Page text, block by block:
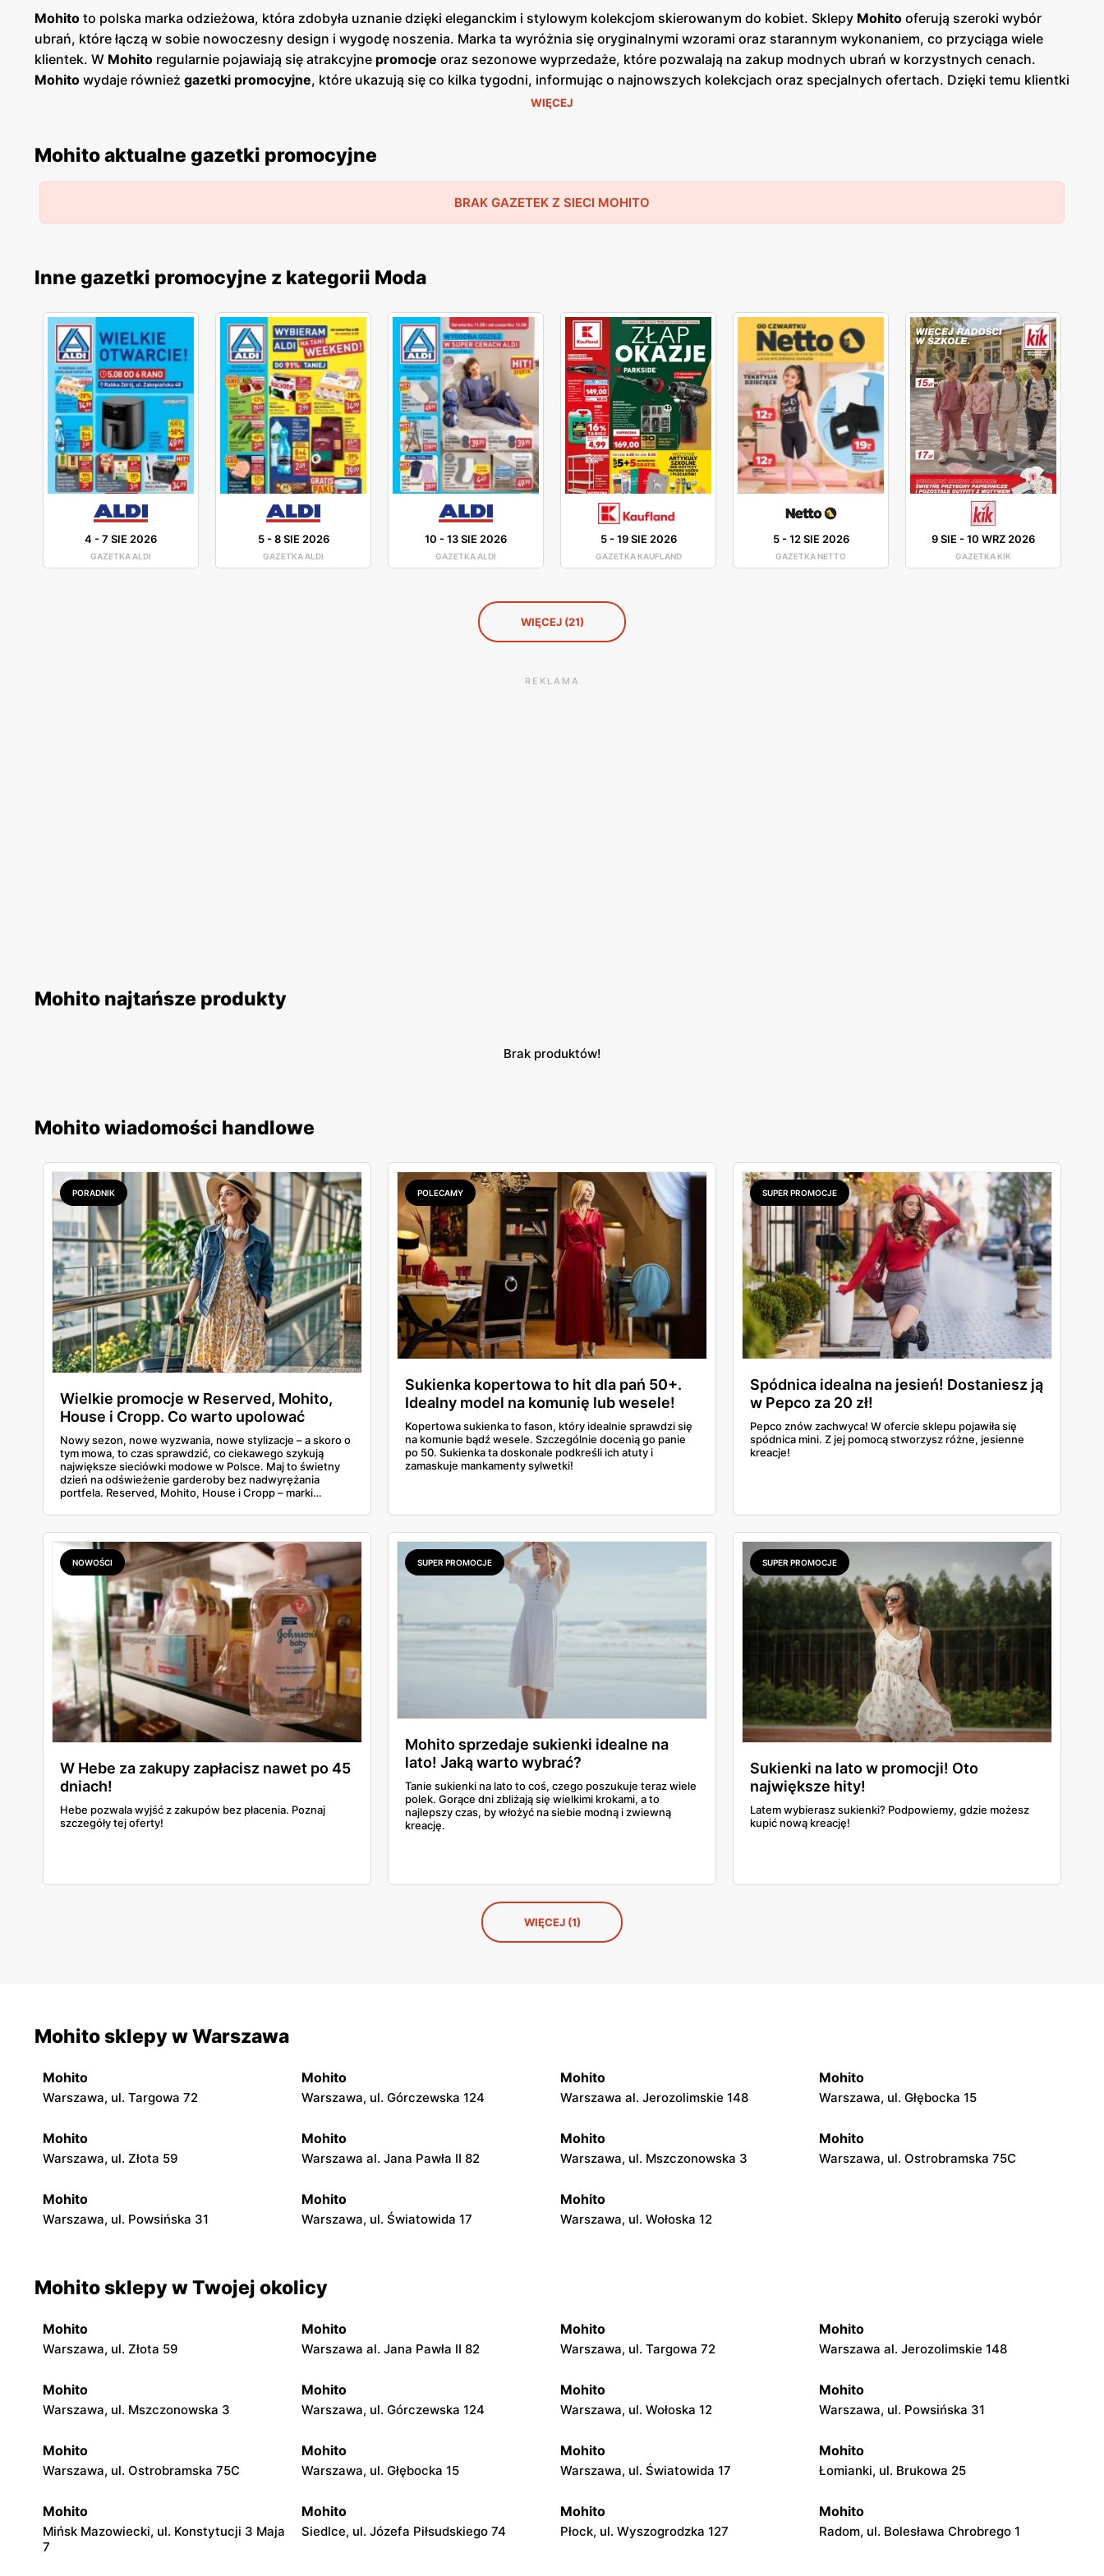
Mohito to polska marka odzieżowa, która zdobyła uznanie dzięki eleganckim i stylowym kolekcjom skierowanym do kobiet. Sklepy Mohito oferują szeroki wybór
ubrań, które łączą w sobie nowoczesny design i wygodę noszenia. Marka ta wyróżnia się oryginalnymi wzorami oraz starannym wykonaniem, co przyciąga wiele
klientek. W Mohito regularnie pojawiają się atrakcyjne promocje oraz sezonowe wyprzedaże, które pozwalają na zakup modnych ubrań w korzystnych cenach.
Mohito wydaje również gazetki promocyjne, które ukazują się co kilka tygodni, informując o najnowszych kolekcjach oraz specjalnych ofertach. Dzięki temu klientki
Mohitoznajdują się w większych centrach handlowych na terenie całego kraju, co
Mohitojest miejscem, gdzie każda kobieta znajdzie coś dla siebie. Marka ta cieszy się dużym uznaniem wśród klientek, które doceniają połączenie elegancji,
komfortu i przystępnych cen.
WIĘCEJ
Mohito aktualne gazetki promocyjne
BRAK GAZETEK Z SIECI MOHITO
Inne gazetki promocyjne z kategorii Moda
4 -7 SIE 2026
GAZETKA ALDI
5-8 SIE 2026
GAZETKA ALDI
10 -13 SIE 2026
GAZETKA ALDI
5-19 SIE 2026
GAZETKA KAUFLAND
5-12 SIE 2026
GAZETKA NETTO
9 SIE -10 WRZ 2026
GAZETKA KIK
WIĘCEJ (21)
REKLAMA
Mohito najtańsze produkty
Brak produktów!
Mohito wiadomości handlowe
PORADNIK
Wielkie promocje w Reserved, Mohito,
House i Cropp. Co warto upolować
taniej?
Nowy sezon, nowe wyzwania, nowe stylizacje – a skoro o
tym mowa, to czas sprawdzić, co ciekawego szykują
największe sieciówki modowe w Polsce. Maj to świetny
dzień na odświeżenie garderoby bez nadwyrężania
portfela. Reserved, Mohito, House i Cropp – marki
odzieżowych LPP – kuszą promocjami, zniżkami i
dodatkowymi rabatami. Gdzie warto zajrzeć i co
konkretnie kupić taniej?
POLECAMY
Sukienka kopertowa to hit dla pań 50+.
Idealny model na komunię lub wesele!
Kopertowa sukienka to fason, który idealnie sprawdzi się
na komunie bądź wesele. Szczególnie docenią go panie
po 50. Sukienka ta doskonale podkreśli ich atuty i
zamaskuje mankamenty sylwetki!
SUPER PROMOCJE
Spódnica idealna na jesień! Dostaniesz ją
w Pepco za 20 zł!
Pepco znów zachwyca! W ofercie sklepu pojawiła się
spódnica mini. Z jej pomocą stworzysz różne, jesienne
kreacje!
NOWOŚCI
W Hebe za zakupy zapłacisz nawet po 45
dniach!
Hebe pozwala wyjść z zakupów bez płacenia. Poznaj
szczegóły tej oferty!
SUPER PROMOCJE
Mohito sprzedaje sukienki idealne na
lato! Jaką warto wybrać?
Tanie sukienki na lato to coś, czego poszukuje teraz wiele
polek. Gorące dni zbliżają się wielkimi krokami, a to
najlepszy czas, by włożyć na siebie modną i zwiewną
kreację.
SUPER PROMOCJE
Sukienki na lato w promocji! Oto
największe hity!
Latem wybierasz sukienki? Podpowiemy, gdzie możesz
kupić nową kreację!
WIĘCEJ (1)
Mohito sklepy w Warszawa
Mohito
Warszawa, ul. Targowa 72
Mohito
Warszawa, ul. Górczewska 124
Mohito
Warszawa al. Jerozolimskie 148
Mohito
Warszawa, ul. Głębocka 15
Mohito
Warszawa, ul. Złota 59
Mohito
Warszawa al. Jana Pawła II 82
Mohito
Warszawa, ul. Mszczonowska 3
Mohito
Warszawa, ul. Ostrobramska 75C
Mohito
Warszawa, ul. Powsińska 31
Mohito
Warszawa, ul. Światowida 17
Mohito
Warszawa, ul. Wołoska 12
Mohito sklepy w Twojej okolicy
Mohito
Warszawa, ul. Złota 59
Mohito
Warszawa al. Jana Pawła II 82
Mohito
Warszawa, ul. Targowa 72
Mohito
Warszawa al. Jerozolimskie 148
Mohito
Warszawa, ul. Mszczonowska 3
Mohito
Warszawa, ul. Górczewska 124
Mohito
Warszawa, ul. Wołoska 12
Mohito
Warszawa, ul. Powsińska 31
Mohito
Warszawa, ul. Ostrobramska 75C
Mohito
Warszawa, ul. Głębocka 15
Mohito
Warszawa, ul. Światowida 17
Mohito
Łomianki, ul. Brukowa 25
Mohito
Mińsk Mazowiecki, ul. Konstytucji 3 Maja
7
Mohito
Siedlce, ul. Józefa Piłsudskiego 74
Mohito
Płock, ul. Wyszogrodzka 127
Mohito
Radom, ul. Bolesława Chrobrego 1